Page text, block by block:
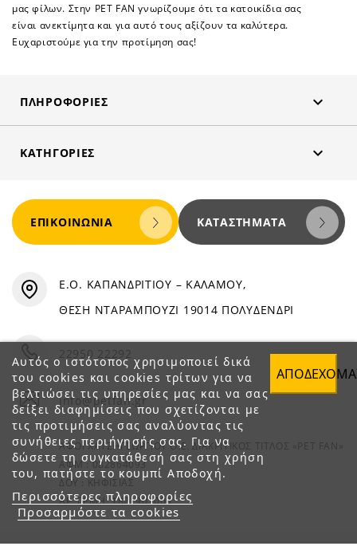
μας φίλων. Στην PET FAN γνωρίζουμε ότι τα κατοικίδια σας
είναι ανεκτίμητα και για αυτό τους αξίζουν τα καλύτερα.
Ευχαριστούμε για την προτίμηση σας!
ΠΛΗΡΟΦΟΡΊΕΣ 
ΚΑΤΗΓΟΡΊΕΣ 
Αυτός ο ιστότοπος χρησιμοποιεί δικά
του cookies και cookies τρίτων για να
βελτιώσει τις υπηρεσίες μας και να σας
δείξει διαφημίσεις που σχετίζονται με
τις προτιμήσεις σας αναλύοντας τις
συνήθειες περιήγησής σας. Για να
δώσετε τη συγκατάθεσή σας στη χρήση
του, πατήστε το κουμπί Αποδοχή.
Περισσότερες πληροφορίες
Προσαρμόστε τα cookies
ΕΠΙΚΟΙΝΩΝΊΑ ΚΑΤΑΣΤΉΜΑΤΑ
Ε.Ο. ΚΑΠΑΝΔΡΙΤΙΟΥ – ΚΑΛΑΜΟΥ,
ΘΕΣΗ ΝΤΑΡΑΜΠΟΥΖΙ 19014 ΠΟΛΥΔΕΝΔΡΙ
22950 22292
info@petfan.gr
ΑΦΟΙ ΧΑΤΖΗΓΕΩΡΓΙΟΥ Ο.Ε. ΔΙΑΚΡΙΤΙΚΟΣ ΤΙΤΛΟΣ «PET FAN»
ΑΦΜ : 082864093
ΔΟΥ : ΚΗΦΙΣΙΑΣ
ΑΡ. ΓΕΜΗ: 1821901000